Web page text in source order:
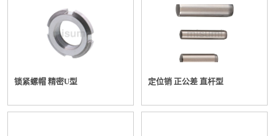
（2）弯曲加工规格
N
格
位
规格值
例
锁紧螺帽 精密U型 定位销 正公差 直杆型